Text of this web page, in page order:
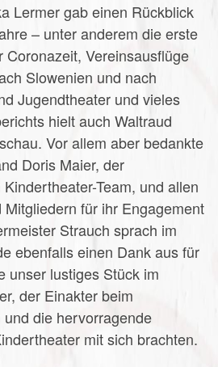
Lermer gab einen Rückblick
– unter anderem die erste
Coronazeit, Vereinsausflüge
Slowenien und nach
Jugendtheater und vieles
hielt auch Waltraud
Vor allem aber bedankte
Doris Maier, der
Team, und allen
für ihr Engagement
Strauch sprach im
ebenfalls einen Dank aus für
unser lustiges Stück im
der Einakter beim
die hervorragende
mit sich brachten.